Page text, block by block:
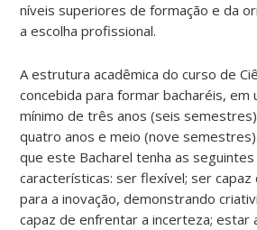
níveis superiores de formação e da
a escolha profissional.
A estrutura acadêmica do curso de
concebida para formar bacharéis, em
mínimo de três anos (seis
quatro anos e meio (nove
que este Bacharel tenha as seguintes
características: ser flexível; ser
para a inovação, demonstrando
capaz de enfrentar a incerteza; estar